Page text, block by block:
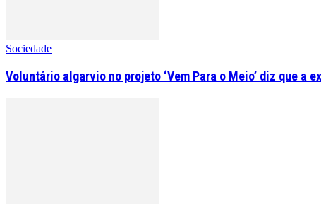
Sociedade
Voluntário algarvio no projeto ‘Vem Para o Meio’ diz que a